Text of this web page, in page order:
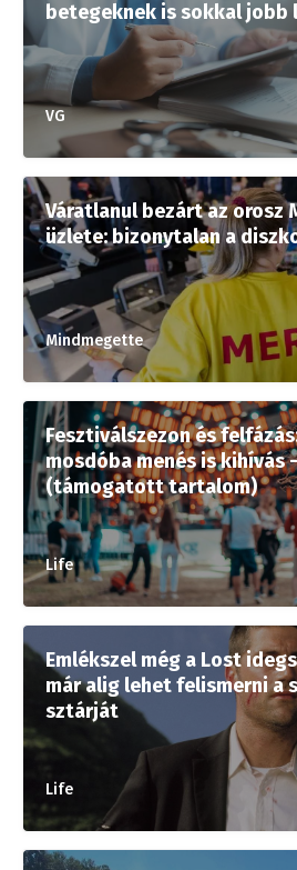
betegeknek is sokkal jobb
VG
Váratlanul bezárt az orosz
üzlete: bizonytalan a
Mindmegette
Fesztiválszezon és
mosdóba menés is kihívás
(támogatott tartalom)
Life
Emlékszel még a Lost
már alig lehet felismerni a
sztárját
Life